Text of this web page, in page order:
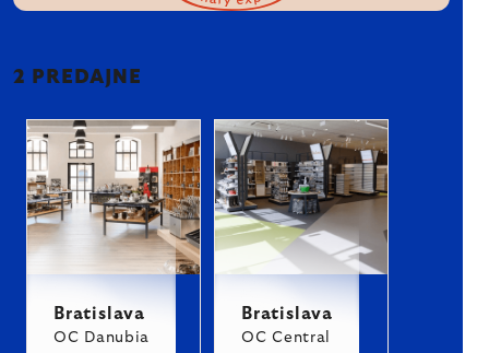
2 PREDAJNE
Bratislava
OC Danubia
Bratislava
OC Central